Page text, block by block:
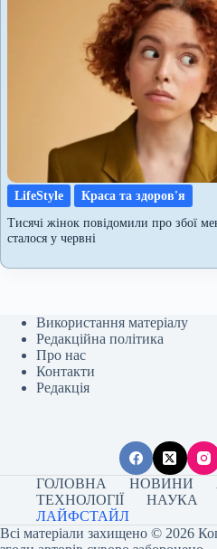
LifeStyle
Краса та здоров'я
Тисячі жінок повідомили про збої
сталося у червні
Використання матеріалу
Редакційна політика
Про нас
Контакти
Редакція
ГОЛОВНА НОВИНИ
ТЕХНОЛОГІЇ
НАУКА
ЛАЙФСТАЙЛ
Всі матеріали захищено © 2026